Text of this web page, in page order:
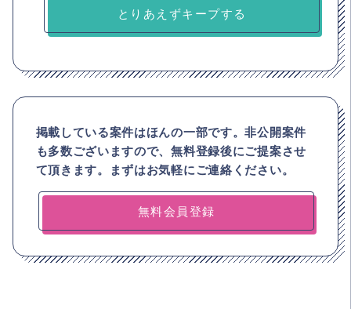
とりあえずキープする
掲載している案件はほんの一部です。非公開案件
も多数ございますので、無料登録後にご提案させ
て頂きます。まずはお気軽にご連絡ください。
無料会員登録